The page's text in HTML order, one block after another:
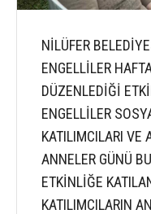
NİLÜFER
ENGELLİLER
DÜZENLEDİĞİ
ENGELLİLER
KATILIMCILARI VE
ANNELER GÜNÜ
ETKİNLİĞE
KATILIMCILARIN